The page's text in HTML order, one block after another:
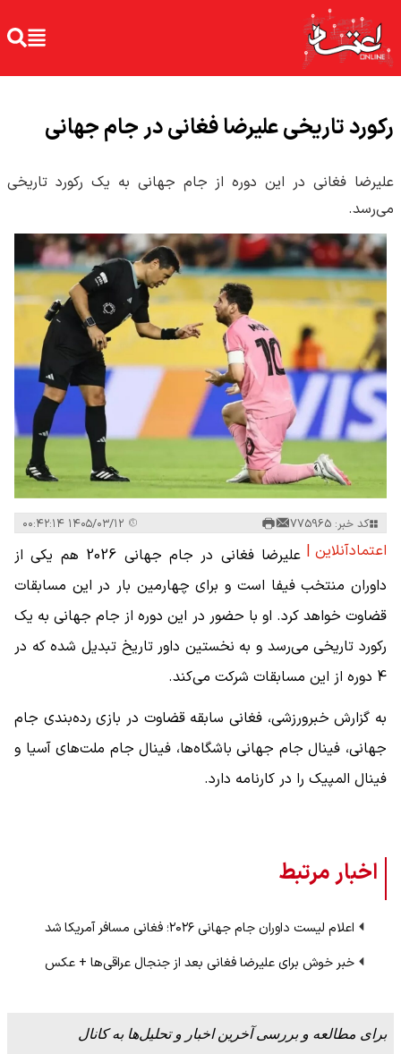
رکورد تاریخی علیرضا فغانی در جام جهانی
علیرضا فغانی در این دوره از جام جهانی به یک رکورد تاریخی
می‌رسد.
کد خبر: 775965
اعتمادآنلاین |
علیرضا فغانی در جام جهانی 2026 هم یکی از
داوران منتخب فیفا است و برای چهارمین بار در این مسابقات
قضاوت خواهد کرد. او با حضور در این دوره از جام جهانی به یک
رکورد تاریخی می‌رسد و به نخستین داور تاریخ تبدیل شده که در
4 دوره از این مسابقات شرکت می‌کند.
به گزارش خبرورزشی، فغانی سابقه قضاوت در بازی رده‌بندی جام
جهانی، فینال جام جهانی باشگاه‌ها، فینال جام ملت‌های آسیا و
فینال المپیک را در کارنامه دارد.
اخبار مرتبط
اعلام لیست داوران جام جهانی ۲۰۲۶؛ فغانی مسافر آمریکا شد
خبر خوش برای علیرضا فغانی بعد از جنجال عراقی‌ها + عکس
برای مطالعه و بررسی آخرین اخبار و تحلیل‌ها به کانال